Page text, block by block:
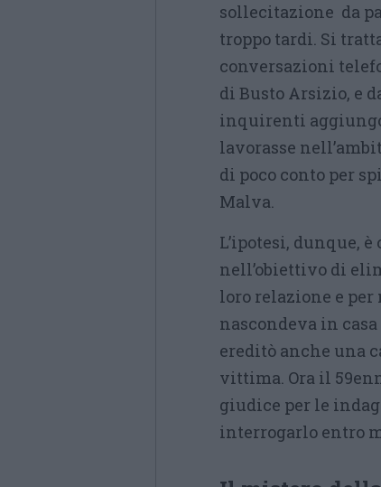
sollecitazione da
troppo tardi. Si
conversazioni
di Busto Arsizio, e
inquirenti
lavorasse
di poco conto per
Malva.
L’ipotesi, dunque, è
nell’obiettivo di
loro relazione e
nascondeva in
ereditò anche una
vittima. Ora il
giudice per le
interrogarlo entro